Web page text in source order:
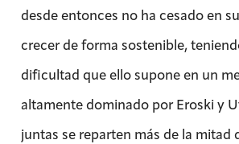
desde entonces no ha cesado en
crecer de forma sostenible,
dificultad que ello supone en un
altamente dominado por Eroski y
juntas se reparten más de la mitad